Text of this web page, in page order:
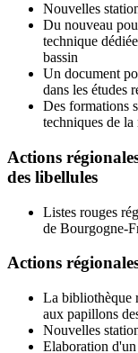
Nouvelles
Du nouveau
technique
bassin
Un document
dans les études
Des formations
techniques de la
Actions
des libellules
Listes rouges
de Bourgogne-
Actions
La bibliothèque
aux papillons
Nouvelles
Elaboration